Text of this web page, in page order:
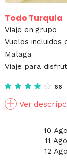
Todo Turquia
Viaje en grupo
Vuelos incluidos
Malaga
Viaje para
66
Ver
10 Ago
11 Ago
12 Ago